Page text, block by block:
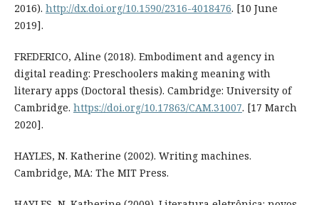
2016). http://dx.doi.org/10.1590/2316-4018476. [10 June
2019].
FREDERICO, Aline (2018). Embodiment and agency in
digital reading: Preschoolers making meaning with
literary apps (Doctoral thesis). Cambridge: University of
Cambridge. https://doi.org/10.17863/CAM.31007. [17 March
2020].
HAYLES, N. Katherine (2002). Writing machines.
Cambridge, MA: The MIT Press.